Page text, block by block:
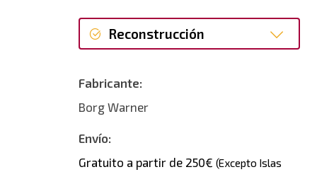
Reconstrucción
Nuevo
Fabricante:
Borg Warner
Envío:
Gratuito a partir de 250€ (Excepto Islas